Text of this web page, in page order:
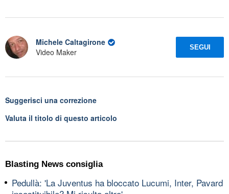
Michele Caltagirone
Video Maker
SEGUI
Suggerisci una correzione
Valuta il titolo di questo articolo
Blasting News consiglia
Pedullà: 'La Juventus ha bloccato Lucumi, Inter, Pavard